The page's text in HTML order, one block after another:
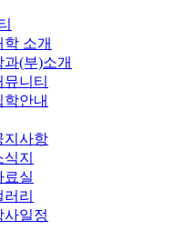
학 소개
과(부)소개
뮤니티
학안내
지사항
식지
료실
러리
사일정